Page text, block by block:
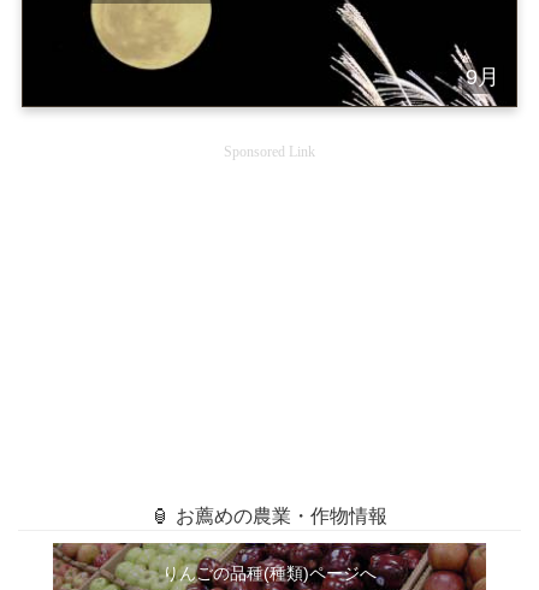
9月
Sponsored Link
🏮 お薦めの農業・作物情報
りんごの品種(種類)ページへ